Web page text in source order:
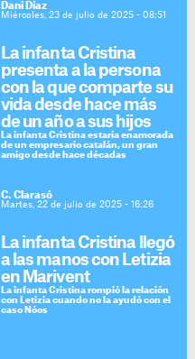
Dani Díaz
Miércoles, 23 de julio de 2025 - 08:51
La infanta Cristina
presenta a la persona
con la que comparte su
vida desde hace más
de un año a sus hijos
La infanta Cristina estaría enamorada
de un empresario catalán, un gran
amigo desde hace décadas
C. Clarasó
Martes, 22 de julio de 2025 - 16:26
La infanta Cristina llegó
a las manos con Letizia
en Marivent
La infanta Cristina rompió la relación
con Letizia cuando no la ayudó con el
caso Nóos